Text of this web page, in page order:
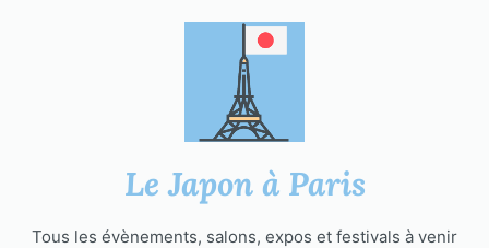
Le Japon à Paris
Tous les évènements, salons, expos et festivals à venir